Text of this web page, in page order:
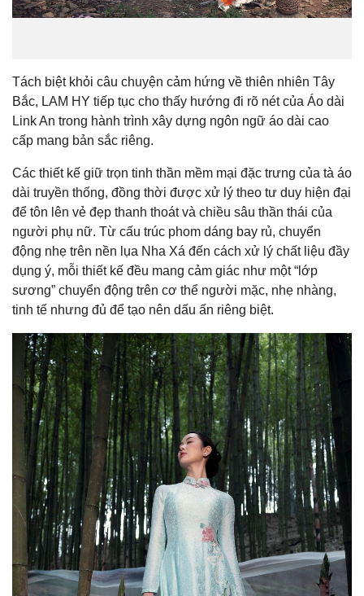
Tách biệt khỏi câu chuyện cảm hứng về thiên nhiên Tây
Bắc, LAM HY tiếp tục cho thấy hướng đi rõ nét của Áo dài
Link An trong hành trình xây dựng ngôn ngữ áo dài cao
cấp mang bản sắc riêng.
Các thiết kế giữ trọn tinh thần mềm mại đặc trưng của tà áo
dài truyền thống, đồng thời được xử lý theo tư duy hiện đại
để tôn lên vẻ đẹp thanh thoát và chiều sâu thần thái của
người phụ nữ. Từ cấu trúc phom dáng bay rủ, chuyển
động nhẹ trên nền lụa Nha Xá đến cách xử lý chất liệu đầy
dụng ý, mỗi thiết kế đều mang cảm giác như một “lớp
sương” chuyển động trên cơ thể người mặc, nhẹ nhàng,
tinh tế nhưng đủ để tạo nên dấu ấn riêng biệt.